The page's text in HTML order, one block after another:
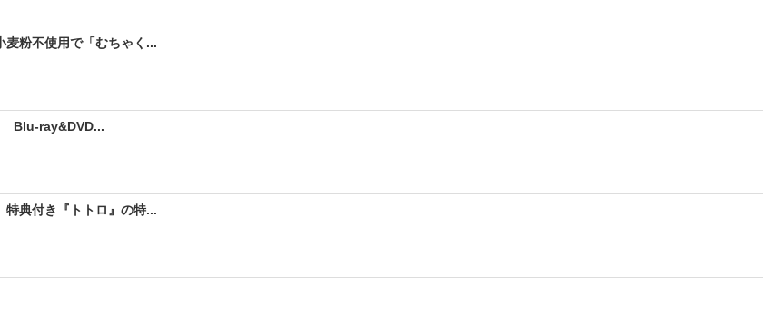
粉不使用で「むちゃく...
Blu-ray&DVD...
典付き『トトロ』の特...